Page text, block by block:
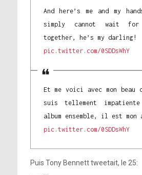
And here’s me and my
simply cannot wait for
together, he’s my darling!
pic.twitter.com/0SDDsWhY
Et me voici avec mon beau
suis tellement
album ensemble, il est mon
pic.twitter.com/0SDDsWhY
Puis Tony Bennett tweetait, le 25: